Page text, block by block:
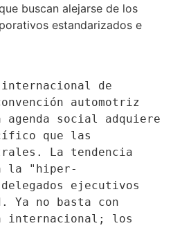
buscan alejarse de los
estandarizados e
internacional de
automotriz
social adquiere
que las
La tendencia
la "hiper-
ejecutivos
Ya no basta con
internacional; los